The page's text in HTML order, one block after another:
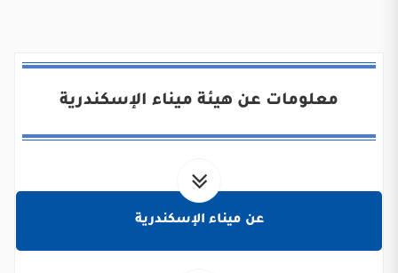
معلومات عن هيئة ميناء الإسكندرية
عن ميناء الإسكندرية